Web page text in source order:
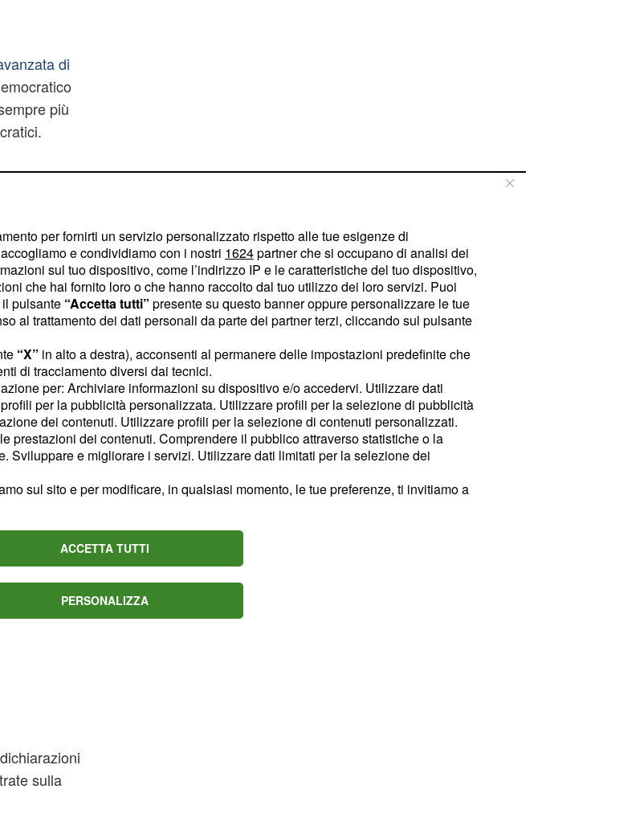
di
più
di
e
se
sulla
per fornirti un servizio personalizzato rispetto alle tue esigenze di
e condividiamo con i nostri 1624partner che si occupano di analisi dei
sul tuo dispositivo, come l’indirizzo IP e le caratteristiche del tuo dispositivo,
che hai fornito loro o che hanno raccolto dal tuo utilizzo dei loro servizi. Puoi
pulsante “Accetta tutti” presente su questo banner oppure personalizzare le tue
al trattamento dei dati personali da parte dei partner terzi, cliccando sul pulsante
“X” in alto a destra), acconsenti al permanere delle impostazioni predefinite che
di tracciamento diversi dai tecnici.
per: Archiviare informazioni su dispositivo e/o accedervi. Utilizzare dati
per la pubblicità personalizzata. Utilizzare profili per la selezione di pubblicità
dei contenuti. Utilizzare profili per la selezione di contenuti personalizzati.
prestazioni dei contenuti. Comprendere il pubblico attraverso statistiche o la
Sviluppare e migliorare i servizi. Utilizzare dati limitati per la selezione dei
sul sito e per modificare, in qualsiasi momento, le tue preferenze, ti invitiamo a
ACCETTA TUTTI
PERSONALIZZA